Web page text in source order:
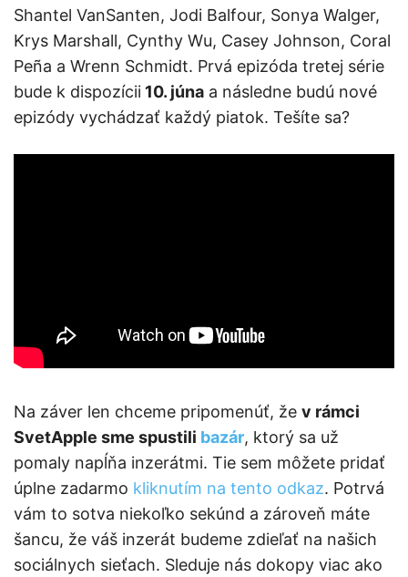
Shantel VanSanten, Jodi Balfour, Sonya Walger,
Krys Marshall, Cynthy Wu, Casey Johnson, Coral
Peña a Wrenn Schmidt. Prvá epizóda tretej série
bude k dispozícii 10. júna a následne budú nové
epizódy vychádzať každý piatok. Tešíte sa?
Na záver len chceme pripomenúť, že v rámci
SvetApple sme spustili bazár, ktorý sa už
pomaly napĺňa inzerátmi. Tie sem môžete pridať
úplne zadarmo kliknutím na tento odkaz. Potrvá
vám to sotva niekoľko sekúnd a zároveň máte
šancu, že váš inzerát budeme zdieľať na našich
sociálnych sieťach. Sleduje nás dokopy viac ako